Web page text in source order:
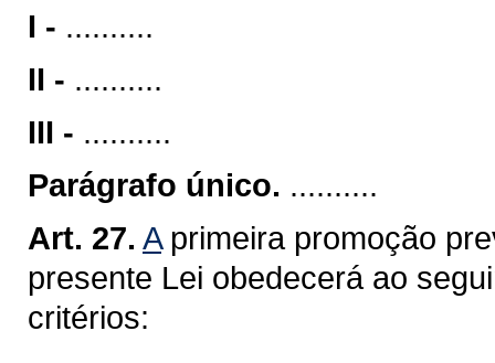
I - ..........
II - ..........
III - ..........
Parágrafo único. ..........
Art. 27. Aprimeira promoção
presente Lei obedecerá ao
critérios: